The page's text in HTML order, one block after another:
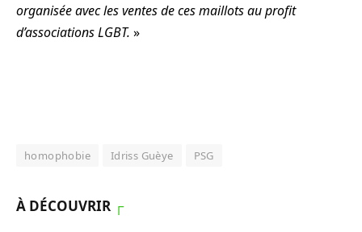
organisée avec les ventes de ces maillots au profit
d’associations LGBT. »
homophobie Idriss Guèye PSG
À DÉCOUVRIR ┌